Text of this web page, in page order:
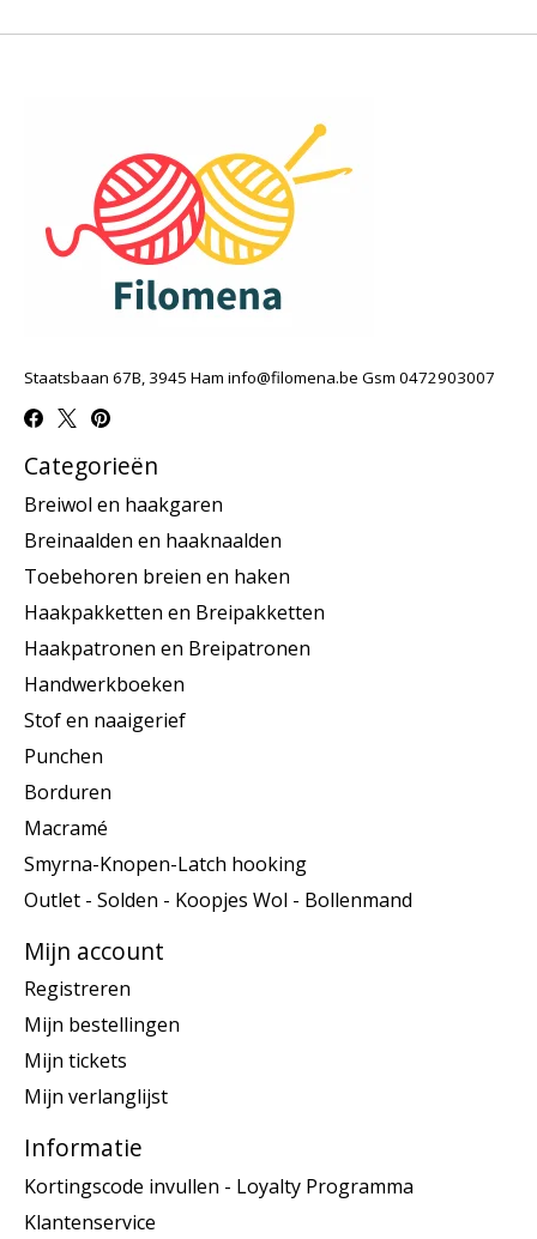
Staatsbaan 67B, 3945 Ham info@filomena.be Gsm 0472903007
Categorieën
Breiwol en haakgaren
Breinaalden en haaknaalden
Toebehoren breien en haken
Haakpakketten en Breipakketten
Haakpatronen en Breipatronen
Handwerkboeken
Stof en naaigerief
Punchen
Borduren
Macramé
Smyrna-Knopen-Latch hooking
Outlet - Solden - Koopjes Wol - Bollenmand
Mijn account
Registreren
Mijn bestellingen
Mijn tickets
Mijn verlanglijst
Informatie
Kortingscode invullen - Loyalty Programma
Klantenservice